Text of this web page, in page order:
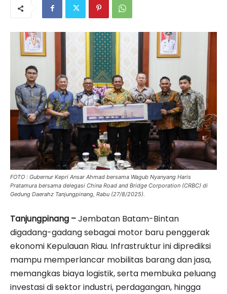
FOTO : Gubernur Kepri Ansar Ahmad bersama Wagub Nyanyang Haris
Pratamura bersama delegasi China Road and Bridge Corporation (CRBC) di
Gedung Daerahz Tanjungpinang, Rabu (27/8/2025).
Tanjungpinang –Jembatan Batam-Bintan
digadang-gadang sebagai motor baru penggerak
ekonomi Kepulauan Riau. Infrastruktur ini diprediksi
mampu memperlancar mobilitas barang dan jasa,
memangkas biaya logistik, serta membuka peluang
investasi di sektor industri, perdagangan, hingga